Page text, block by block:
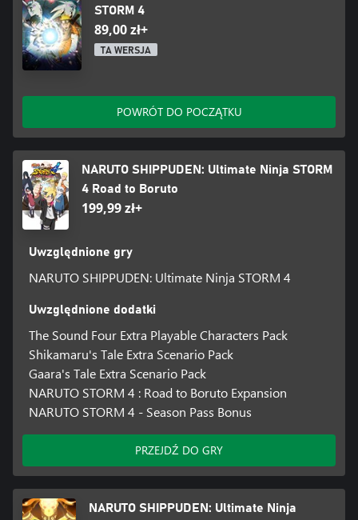
STORM 4
89,00 zł+
TA WERSJA
POWRÓT DO POCZĄTKU
NARUTO SHIPPUDEN: Ultimate Ninja STORM
4 Road to Boruto
199,99 zł+
Uwzględnione gry
NARUTO SHIPPUDEN: Ultimate Ninja STORM 4
Uwzględnione dodatki
The Sound Four Extra Playable Characters Pack
Shikamaru's Tale Extra Scenario Pack
Gaara's Tale Extra Scenario Pack
NARUTO STORM 4 : Road to Boruto Expansion
NARUTO STORM 4 - Season Pass Bonus
PRZEJDŹ DO GRY
NARUTO SHIPPUDEN: Ultimate Ninja